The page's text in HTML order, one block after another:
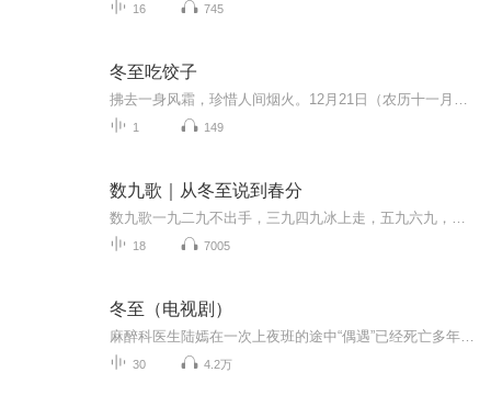
16 745
冬至吃饺子
1 149
数九歌｜从冬至说到春分
18 7005
冬至（电视剧）
30 4.2万